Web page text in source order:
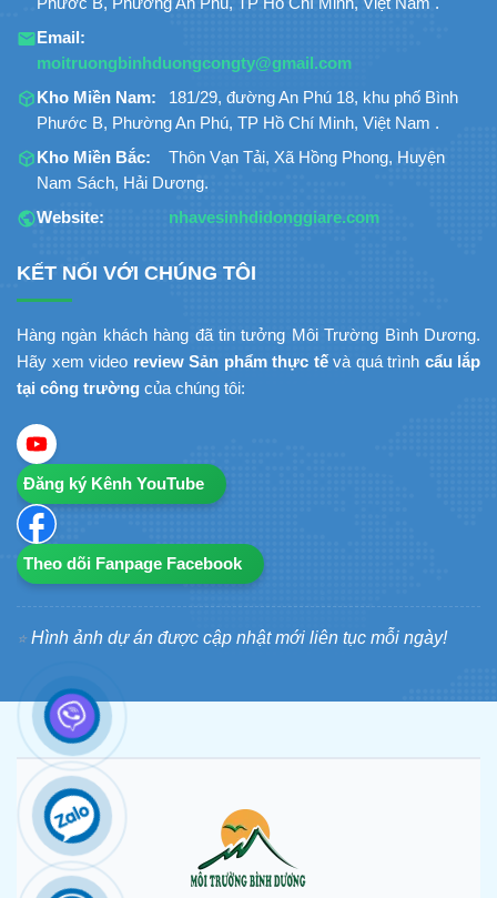
Email:
moitruongbinhduongcongty@gmail.com
Kho Miền Nam:
181/29, đường An Phú 18, khu phố Bình
Phước B, Phường An Phú, TP Hồ Chí Minh, Việt Nam .
Kho Miền Bắc:
Thôn Vạn Tải, Xã Hồng Phong, Huyện
Nam Sách, Hải Dương.
Website:
nhavesinhdidonggiare.com
KẾT NỐI VỚI CHÚNG TÔI
Hàng ngàn khách hàng đã tin tưởng Môi Trường Bình Dương.
Hãy xem video review Sản phẩm thực tếvà quá trình cẩu lắp
tại công trường của chúng tôi:
Đăng ký Kênh YouTube
Theo dõi Fanpage Facebook
⭐ Hình ảnh dự án được cập nhật mới liên tục mỗi ngày!